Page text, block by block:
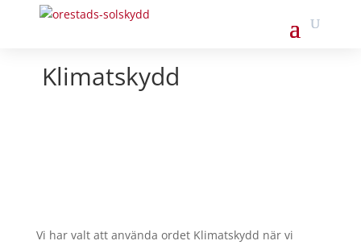
Klimatskydd
Vi har valt att använda ordet Klimatskydd när vi